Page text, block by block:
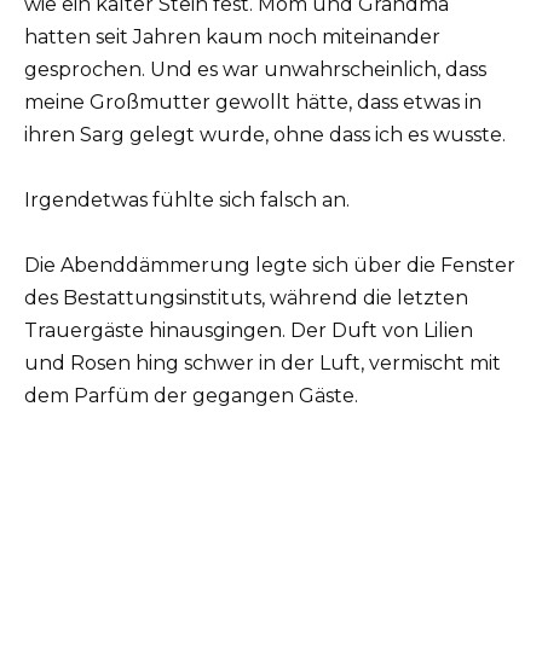
hatten seit Jahren kaum noch miteinander
gesprochen. Und es war unwahrscheinlich, dass
meine Großmutter gewollt hätte, dass etwas in
ihren Sarg gelegt wurde, ohne dass ich es wusste.
Irgendetwas fühlte sich falsch an.
Die Abenddämmerung legte sich über die Fenster
des Bestattungsinstituts, während die letzten
Trauergäste hinausgingen. Der Duft von Lilien
und Rosen hing schwer in der Luft, vermischt mit
dem Parfüm der gegangen Gäste.